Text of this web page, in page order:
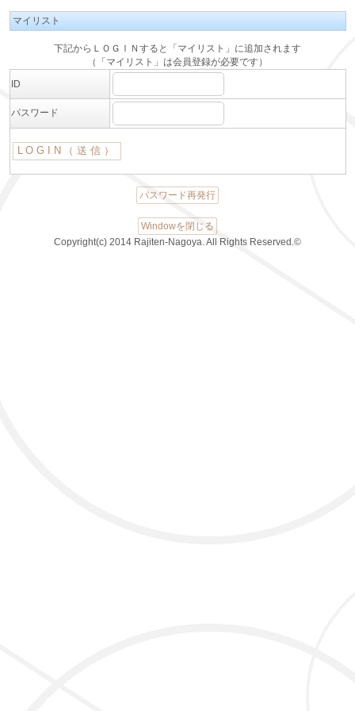
マイリスト
下記からＬＯＧＩＮすると「マイリスト」に追加されます
（「マイリスト」は会員登録が必要です）
ID
パスワード
パスワード再発行
Windowを閉じる
Copyright(c) 2014 Rajiten-Nagoya. All Rights Reserved.©